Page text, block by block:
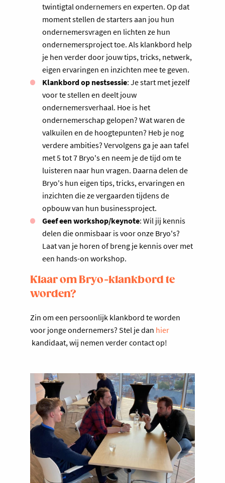
twintigtal ondernemers en experten. Op dat
moment stellen de starters aan jou hun
ondernemersvragen en lichten ze hun
ondernemersproject toe. Als klankbord help
je hen verder door jouw tips, tricks, netwerk,
eigen ervaringen en inzichten mee te geven.
Klankbord op nestsessie: Je start met jezelf
voor te stellen en deelt jouw
ondernemersverhaal. Hoe is het
ondernemerschap gelopen? Wat waren de
valkuilen en de hoogtepunten? Heb je nog
verdere ambities? Vervolgens ga je aan tafel
met 5 tot 7 Bryo's en neem je de tijd om te
luisteren naar hun vragen. Daarna delen de
Bryo's hun eigen tips, tricks, ervaringen en
inzichten die ze vergaarden tijdens de
opbouw van hun businessproject.
Geef een workshop/keynote: Wil jij kennis
delen die onmisbaar is voor onze Bryo's?
Laat van je horen of breng je kennis over met
een hands-on workshop.
Klaar om Bryo-klankbord te
worden?
Zin om een persoonlijk klankbord te worden
voor jonge ondernemers? Stel je dan hier
kandidaat, wij nemen verder contact op!